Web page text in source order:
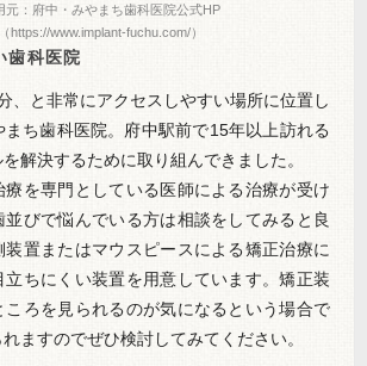
元：府中・みやまち歯科医院公式HP
（https://www.implant-fuchu.com/）
歯科医院
、と非常にアクセスしやすい場所に位置し
ち歯科医院。府中駅前で15年以上訪れる
解決するために取り組んできました。
療を専門としている医師による治療が受け
並びで悩んでいる方は相談をしてみると良
装置またはマウスピースによる矯正治療に
立ちにくい装置を用意しています。矯正装
ころを見られるのが気になるという場合で
ますのでぜひ検討してみてください。